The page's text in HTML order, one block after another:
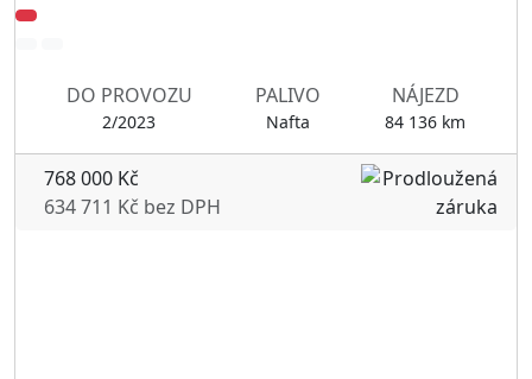
DO PROVOZU
2/2023
PALIVO
Nafta
NÁJEZD
84 136 km
768 000 Kč
634 711 Kč bez DPH